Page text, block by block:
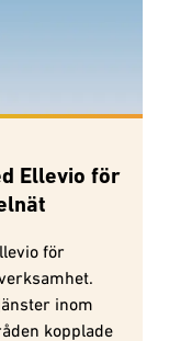
Ellevio för
för
inom
kopplade